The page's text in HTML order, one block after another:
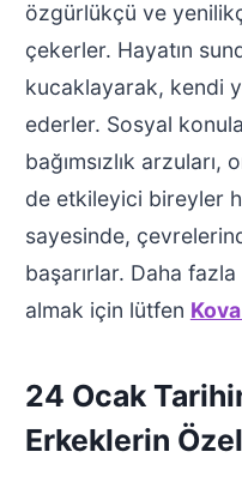
özgürlükçü ve
çekerler. Hayatın
kucaklayarak, kendi
ederler. Sosyal
bağımsızlık arzuları,
de etkileyici bireyler
sayesinde,
başarırlar. Daha
almak için lütfen
24 Ocak
Erkeklerin